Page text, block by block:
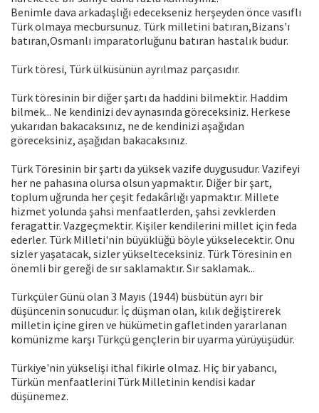
Benimle dava arkadaşlığı edecekseniz herşeyden önce vasıflı
Türk olmaya mecbursunuz. Türk milletini batıran,Bizans'ı
batıran,Osmanlı imparatorluğunu batıran hastalık budur.
Türk töresi, Türk ülküsünün ayrılmaz parçasıdır.
Türk töresinin bir diğer şartı da haddini bilmektir. Haddim
bilmek... Ne kendinizi dev aynasında göreceksiniz. Herkese
yukarıdan bakacaksınız, ne de kendinizi aşağıdan
göreceksiniz, aşağıdan bakacaksınız.
Türk Töresinin bir şartı da yüksek vazife duygusudur. Vazifeyi
her ne pahasına olursa olsun yapmaktır. Diğer bir şart,
toplum uğrunda her çeşit fedakârlığı yapmaktır. Millete
hizmet yolunda şahsi menfaatlerden, şahsi zevklerden
feragattir. Vazgeçmektir. Kişiler kendilerini millet için feda
ederler. Türk Milleti'nin büyüklüğü böyle yükselecektir. Onu
sizler yaşatacak, sizler yükselteceksiniz. Türk Töresinin en
önemli bir gereği de sır saklamaktır. Sır saklamak...
Türkçüler Günü olan 3 Mayıs (1944) büsbütün ayrı bir
düşüncenin sonucudur. İç düşman olan, kılık değiştirerek
milletin içine giren ve hükümetin gafletinden yararlanan
komünizme karşı Türkçü gençlerin bir uyarma yürüyüşüdür.
Türkiye'nin yükselişi ithal fikirle olmaz. Hiç bir yabancı,
Türkün menfaatlerini Türk Milletinin kendisi kadar
düşünemez.